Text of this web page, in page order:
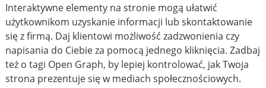
Interaktywne elementy na stronie mogą ułatwić
użytkownikom uzyskanie informacji lub skontaktowanie
się z firmą. Daj klientowi możliwość zadzwonienia czy
napisania do Ciebie za pomocą jednego kliknięcia. Zadbaj
też o tagi Open Graph, by lepiej kontrolować, jak Twoja
strona prezentuje się w mediach społecznościowych.